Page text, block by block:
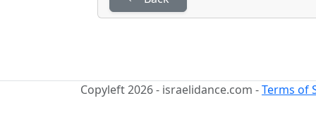
Copyleft 2026 - israelidance.com -Terms of